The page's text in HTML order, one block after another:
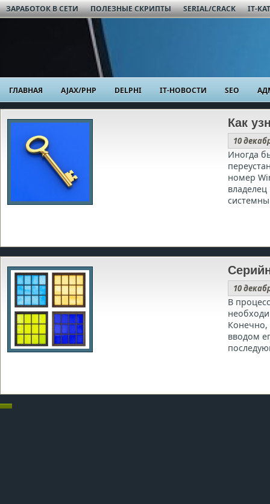
ЗАРАБОТОК В СЕТИ ПОЛЕЗНЫЕ СКРИПТЫ SERIAL/CRACK IT-
ГЛАВНАЯ AJAX/PHP DELPHI IT-НОВОСТИ SEO
Как
10
Иногда
номер
10
В
Конечно,
вводом